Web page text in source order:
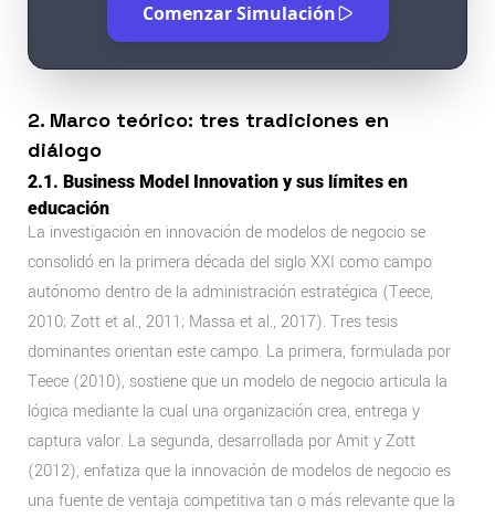
Comenzar Simulación
2. Marco teórico: tres tradiciones en
diálogo
2.1. Business Model Innovation y sus límites en
educación
La investigación en innovación de modelos de negocio se
consolidó en la primera década del siglo XXI como campo
autónomo dentro de la administración estratégica (Teece,
2010; Zott et al., 2011; Massa et al., 2017). Tres tesis
dominantes orientan este campo. La primera, formulada por
Teece (2010), sostiene que un modelo de negocio articula la
lógica mediante la cual una organización crea, entrega y
captura valor. La segunda, desarrollada por Amit y Zott
(2012), enfatiza que la innovación de modelos de negocio es
una fuente de ventaja competitiva tan o más relevante que la